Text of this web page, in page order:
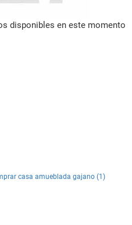
disponibles en este momento
casa amueblada gajano (1)